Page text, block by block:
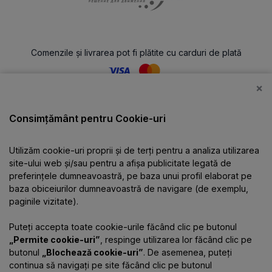
Comenzile și livrarea pot fi plătite cu carduri de plată
Catalog
Despre companie
Informații
Contacte
×
Consimțământ pentru Cookie-uri
Utilizăm cookie-uri proprii și de terți pentru a analiza utilizarea
site-ului web și/sau pentru a afișa publicitate legată de
preferințele dumneavoastră, pe baza unui profil elaborat pe
baza obiceiurilor dumneavoastră de navigare (de exemplu,
paginile vizitate).
Puteți accepta toate cookie-urile făcând clic pe butonul
„Permite cookie-uri” , respinge utilizarea lor făcând clic pe
butonul
„Blochează cookie-uri”. De asemenea, puteți
continua să navigați pe site făcând clic pe butonul